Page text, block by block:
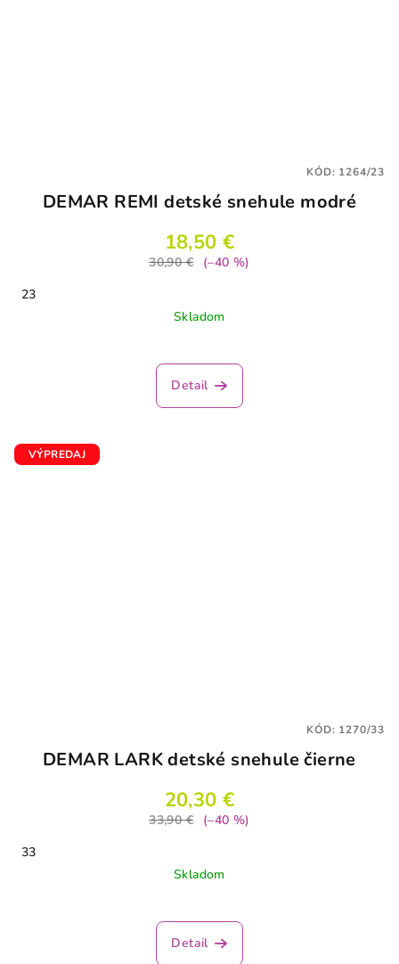
DEMAR REMI detské snehule modré
18,50 €
30,90 €
(–40 %)
23
Skladom
hodnotenie
produktu
Detail
KÓD: 1264/23
VÝPREDAJ
DEMAR LARK detské snehule čierne
20,30 €
33,90 €
(–40 %)
33
Skladom
Detail
KÓD: 1270/33